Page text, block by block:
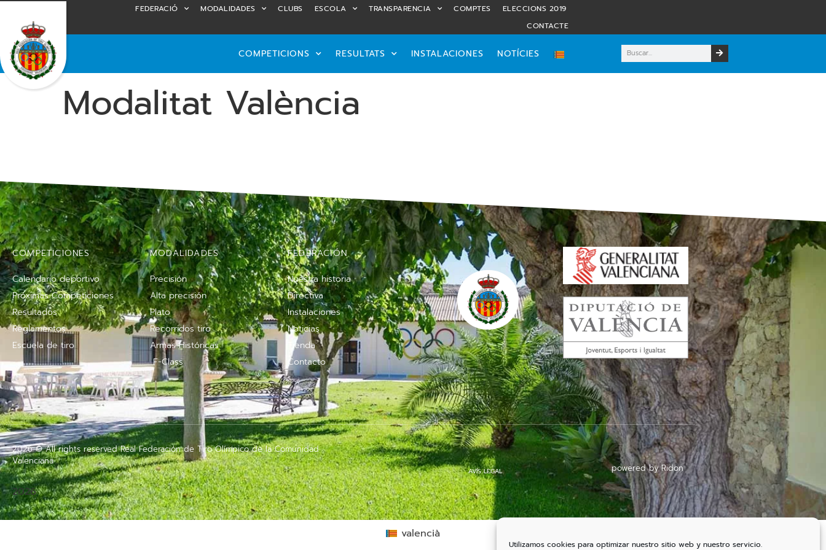
Utilizamos cookies para optimizar nuestro sitio web y nuestro servicio.
FEDERACIÓ MODALIDADES CLUBS ESCOLA TRANSPARENCIA COMPTES
ELECCIONS 2019
CONTACTE
COMPETICIONS RESULTATS INSTALACIONES NOTÍCIES
Modalitat València
COMPETICIONES
Calendario deportivo
Próximas Competiciones
Resultados
Reglamentos
Escuela de tiro
MODALIDADES
Precisión
Alta precisión
Plato
Recorridos tiro
Armas Históricas
F-Class
FEDERACIÓN
Nuestra historia
Directiva
Instalaciones
Noticias
Tienda
Contacto
2026 © All rights reserved Real Federación de Tiro Olímpico de la Comunidad
Valenciana
2026
AVÍS LEGAL powered by Ridon
valencià